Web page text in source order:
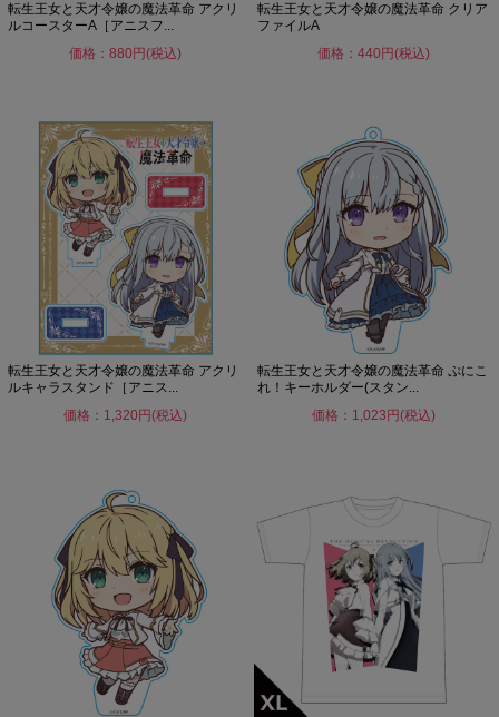
転生王女と天才令嬢の魔法革命 アクリ
ルコースターA［アニスフ...
価格：880円(税込)
転生王女と天才令嬢の魔法革命 クリア
ファイルA
価格：440円(税込)
転生王女と天才令嬢の魔法革命 アクリ
ルキャラスタンド［アニス...
価格：1,320円(税込)
転生王女と天才令嬢の魔法革命 ぷにこ
れ！キーホルダー(スタン...
価格：1,023円(税込)